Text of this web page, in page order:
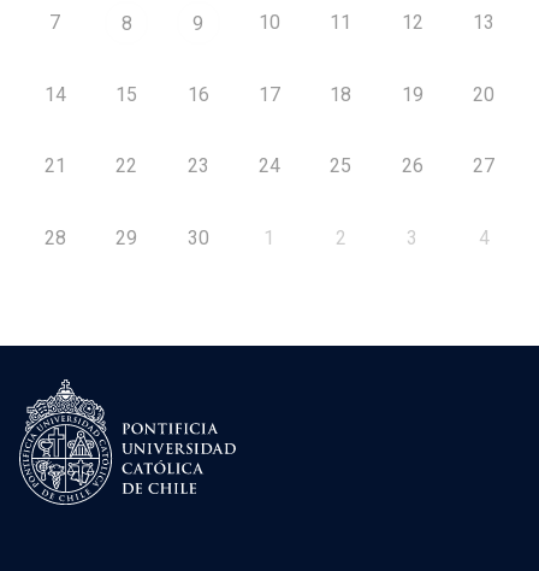
7 8 9 10 11 12 13
14 15 16 17 18 19 20
21 22 23 24 25 26 27
28 29 30 1 2 3 4